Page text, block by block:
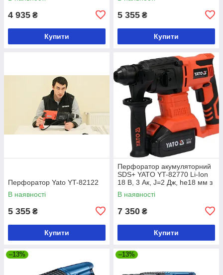
4 935 ₴
Купити
5 355 ₴
Купити
Перфоратор Yato YT-82122
В наявності
5 355 ₴
Купити
Перфоратор акумуляторний
SDS+ YATO YT-82770 Li-Ion
18 В, 3 Ак, J=2 Дж, he18 мм з
зарядним пристроєм
В наявності
7 350 ₴
Купити
–13% –13%